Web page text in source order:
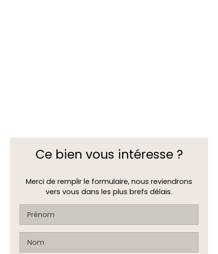
Ce bien vous intéresse ?
Merci de remplir le formulaire, nous reviendrons
vers vous dans les plus brefs délais.
Prénom
Nom